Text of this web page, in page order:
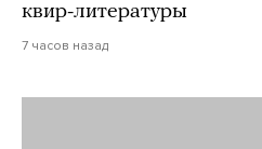
квир-литературы
7 часов назад